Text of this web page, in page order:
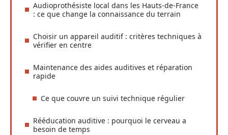
Audioprothésiste local dans les Hauts-de-France
: ce que change la connaissance du terrain
Choisir un appareil auditif : critères techniques à
vérifier en centre
Maintenance des aides auditives et réparation
rapide
Ce que couvre un suivi technique régulier
Rééducation auditive : pourquoi le cerveau a
besoin de temps